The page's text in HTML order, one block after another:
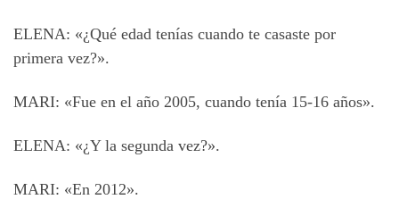
ELENA: «¿Qué edad tenías cuando te casaste por
primera vez?».
MARI: «Fue en el año 2005, cuando tenía 15-16 años».
ELENA: «¿Y la segunda vez?».
MARI: «En 2012».